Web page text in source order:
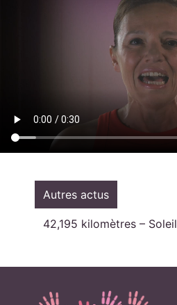
Autres actus
42,195 kilomètres –
Mobilisation Cancer 2026